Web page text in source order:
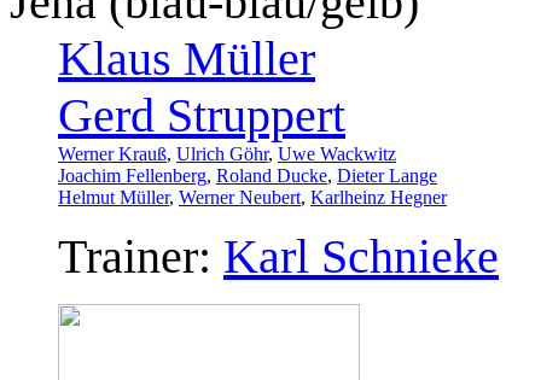
Klaus Müller
Gerd Struppert
Werner Krauß, Ulrich Göhr, Uwe Wackwitz
Joachim Fellenberg, Roland Ducke, Dieter Lange
Helmut Müller, Werner Neubert, Karlheinz Hegner
Trainer: Karl Schnieke